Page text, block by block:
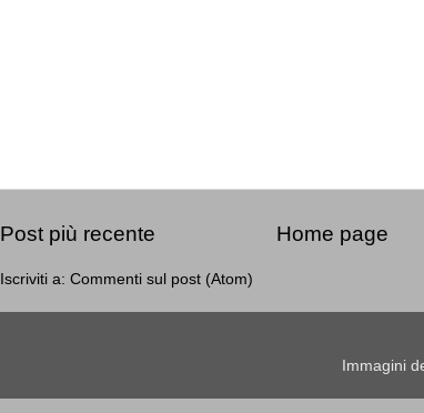
Post più recente Home page
Iscriviti a: Commenti sul post (Atom)
Immagini